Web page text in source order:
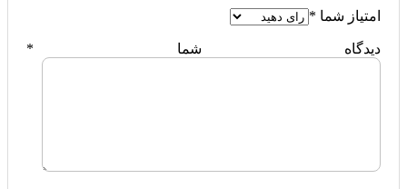
امتیاز شما *
دیدگاه شما *